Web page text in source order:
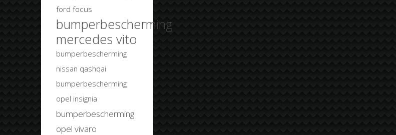
ford focus
bumperbescherming
mercedes vito
bumperbescherming
nissan qashqai
bumperbescherming
opel insignia
bumperbescherming
opel vivaro